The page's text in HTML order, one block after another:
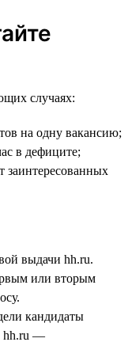
случаях:
на одну вакансию;
в дефиците;
заинтересованных
выдачи hh.ru.
или вторым
кандидаты
hh.ru —